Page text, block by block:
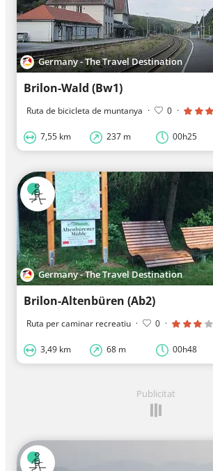
Germany - The Travel Destination
Brilon-Wald (Bw1)
Ruta de bicicleta de muntanya · 0 ·
7,55 km 237 m 00h25
Germany - The Travel Destination
Brilon-Altenbüren (Ab2)
Ruta per caminar recreatiu · 0 ·
3,49 km 68 m 00h48
Publicitat